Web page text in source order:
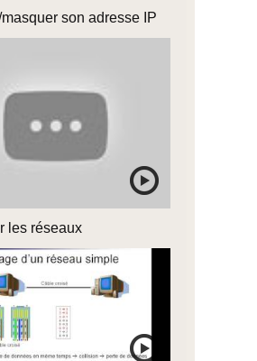
son adresse IP
les réseaux